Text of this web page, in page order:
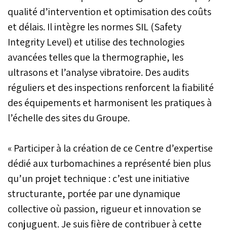
carbone du géant
marocain des fertilisants
et à soutenir une
agriculture durable et
inclusive en Afrique.
qualité d’intervention et optimisation des coûts
et délais. Il intègre les normes SIL (Safety
Integrity Level) et utilise des technologies
avancées telles que la thermographie, les
ultrasons et l’analyse vibratoire. Des audits
réguliers et des inspections renforcent la fiabilité
des équipements et harmonisent les pratiques à
l’échelle des sites du Groupe.
« Participer à la création de ce Centre d’expertise
dédié aux turbomachines a représenté bien plus
qu’un projet technique : c’est une initiative
structurante, portée par une dynamique
collective où passion, rigueur et innovation se
conjuguent. Je suis fière de contribuer à cette